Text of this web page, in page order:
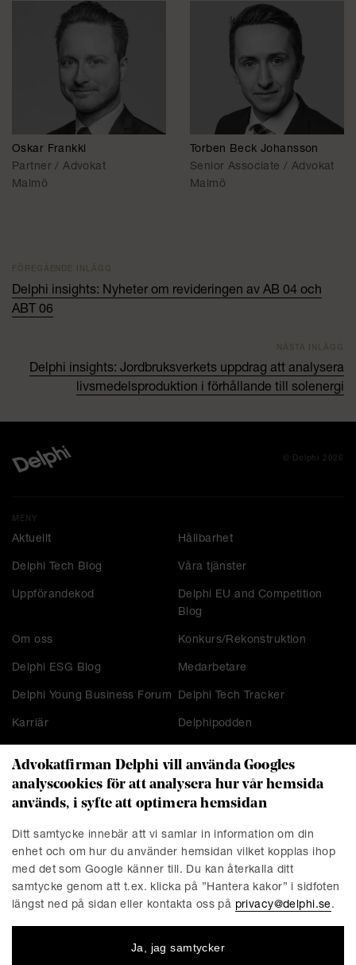
Oskar Frankki
Partner / Advokat
Malmö
Torben Beck Johansson
Senior Associate / Advokat
Malmö
Delphi insights: Nyheter om revideringen av AB 04 och
ABT 06
Delphi insights: Jordbruksverkets uppdrag att analysera
livsmedelsproduktion i förhållande till solenergi
© Delphi 2026
MENY
Aktuellt Hållbarhet
Delphi Tech Blog Våra tjänster
Uppförandekod
Delphi EU and Competition
Blog
Om oss Konkurs/Rekonstruktion
Delphi ESG Blog Medarbetare
Delphi Young Business Forum Delphi Tech Tracker
Karriär Delphipodden
KONTAKT
Stockholm Malmö
Presskontakt Göteborg
Linköping
Advokatfirman Delphi är en progressiv affärsjuridisk
Advokatfirman Delphi vill använda Googles
analyscookies för att analysera hur vår hemsida
används, i syfte att optimera hemsidan
Ditt samtycke innebär att vi samlar in information om din
enhet och om hur du använder hemsidan vilket kopplas ihop
med det som Google känner till. Du kan återkalla ditt
samtycke genom att t.ex. klicka på ”Hantera kakor” i sidfoten
längst ned på sidan eller kontakta oss på privacy@delphi.se.
Ja, jag samtycker